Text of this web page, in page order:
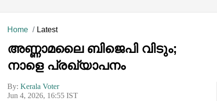
Home Latest
അണ്ണാമലൈ ബിജെപി വിടും;
നാളെ പ്രഖ്യാപനം
By: Kerala Voter
Jun 4, 2026, 16:55 IST